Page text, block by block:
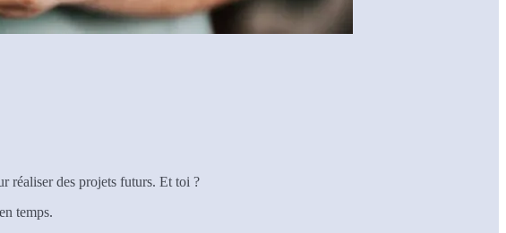
réaliser des projets futurs. Et toi ?
temps.